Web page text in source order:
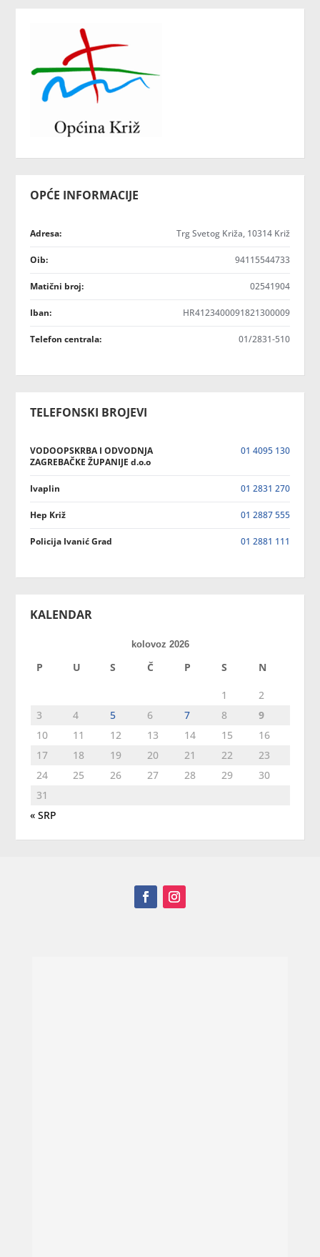
OPĆE INFORMACIJE
Adresa: Trg Svetog Križa, 10314 Križ
Oib: 94115544733
Matični broj: 02541904
Iban: HR4123400091821300009
Telefon centrala: 01/2831-510
TELEFONSKI BROJEVI
VODOOPSKRBA I ODVODNJA
ZAGREBAČKE ŽUPANIJE d.o.o
01 4095 130
Ivaplin 01 2831 270
Hep Križ 01 2887 555
Policija Ivanić Grad 01 2881 111
KALENDAR
kolovoz 2026
P U S Č P S N
1
2
3
4 5 6 7 8
9
10
11 12 13 14 15
16
17
18 19 20 21 22
23
24
25 26 27 28 29
30
31
« SRP